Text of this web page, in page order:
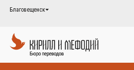
Благовещенск